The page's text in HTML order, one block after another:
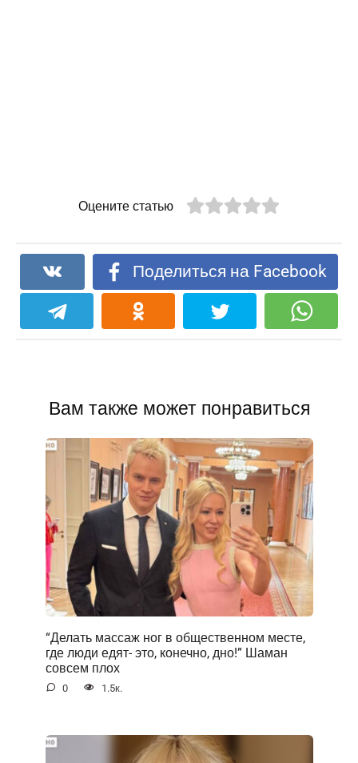
Оцените статью
Поделиться на Facebook
Вам также может понравиться
“Делать массаж ног в общественном месте,
где люди едят- это, конечно, дно!” Шаман
совсем плох
0 1.5к.